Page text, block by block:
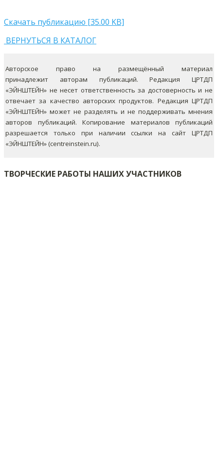
Скачать публикацию [35.00 KB]
ВЕРНУТЬСЯ В КАТАЛОГ
Авторское право на размещённый материал
принадлежит авторам публикаций. Редакция ЦРТДП
«ЭЙНШТЕЙН» не несет ответственность за достоверность и не
отвечает за качество авторских продуктов. Редакция ЦРТДП
«ЭЙНШТЕЙН» может не разделять и не поддерживать мнения
авторов публикаций. Копирование материалов публикаций
разрешается только при наличии ссылки на сайт ЦРТДП
«ЭЙНШТЕЙН» (centreinstein.ru).
ТВОРЧЕСКИЕ РАБОТЫ НАШИХ УЧАСТНИКОВ